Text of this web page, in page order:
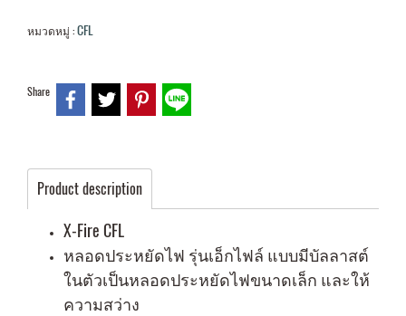
หมวดหมู่ :CFL
Share
Product description
X-Fire CFL
หลอดประหยัดไฟ รุ่นเอ็กไฟล์ แบบมีบัลลาสต์
ในตัวเป็นหลอดประหยัดไฟขนาดเล็ก และให้
ความสว่าง